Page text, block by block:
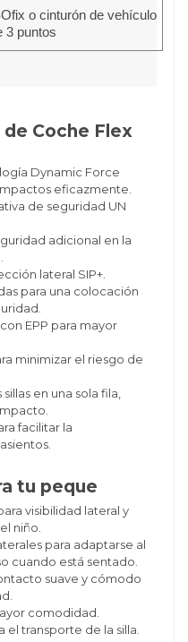
o cinturón de vehículo
3 puntos
Coche Flex
Dynamic Force
eficazmente.
de seguridad UN
adicional en la
lateral SIP+.
para una colocación
EPP para mayor
minimizar el riesgo de
en una sola fila,
facilitar la
tu peque
visibilidad lateral y
niño.
para adaptarse al
cuando está sentado.
suave y cómodo
comodidad.
transporte de la silla.